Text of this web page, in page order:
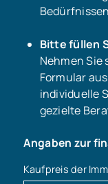
Bitte füllen
Nehmen Sie
Formular
individuelle
gezielte
Angaben zur
Kaufpreis der